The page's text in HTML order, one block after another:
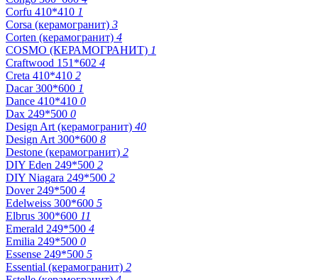
Corfu 410*410 1
Corsa (керамогранит) 3
Corten (керамогранит) 4
COSMO (КЕРАМОГРАНИТ) 1
Craftwood 151*602 4
Creta 410*410 2
Dacar 300*600 1
Dance 410*410 0
Dax 249*500 0
Design Art (керамогранит) 40
Design Art 300*600 8
Destone (керамогранит) 2
DIY Eden 249*500 2
DIY Niagara 249*500 2
Dover 249*500 4
Edelweiss 300*600 5
Elbrus 300*600 11
Emerald 249*500 4
Emilia 249*500 0
Essense 249*500 5
Essential (керамогранит) 2